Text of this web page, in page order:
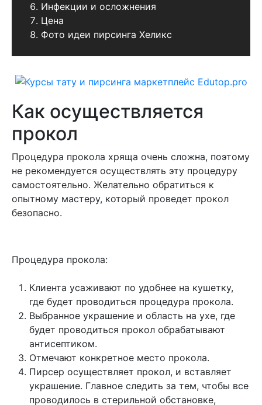
Инфекции и осложнения
Цена
Фото идеи пирсинга Хеликс
Как осуществляется
прокол
Процедура прокола хряща очень сложна, поэтому
не рекомендуется осуществлять эту процедуру
самостоятельно. Желательно обратиться к
опытному мастеру, который проведет прокол
безопасно.
Процедура прокола:
Клиента усаживают по удобнее на кушетку,
где будет проводиться процедура прокола.
Выбранное украшение и область на ухе, где
будет проводиться прокол обрабатывают
антисептиком.
Отмечают конкретное место прокола.
Пирсер осуществляет прокол, и вставляет
украшение. Главное следить за тем, чтобы все
проводилось в стерильной обстановке,